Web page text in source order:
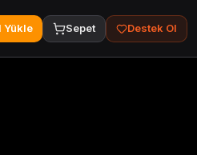
Yükle Sepet Destek Ol